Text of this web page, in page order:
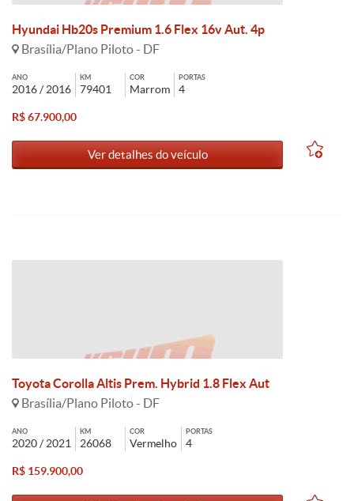
Hyundai Hb20s Premium 1.6 Flex 16v Aut. 4p
Brasília/Plano Piloto - DF
ANO
2016 / 2016
KM
79401
COR
Marrom
PORTAS
4
R$ 67.900,00
Ver detalhes do veículo
Toyota Corolla Altis Prem. Hybrid 1.8 Flex Aut
Brasília/Plano Piloto - DF
ANO
2020 / 2021
KM
26068
COR
Vermelho
PORTAS
4
R$ 159.900,00